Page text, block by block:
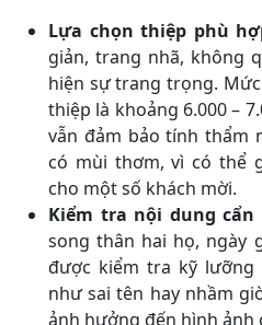
Lựa chọn thiệp phù
giản, trang nhã, không
hiện sự trang trọng.
thiệp là khoảng 6.000 –
vẫn đảm bảo tính thẩm
có mùi thơm, vì có thể
cho một số khách mời.
Kiểm tra nội dung cẩn
song thân hai họ, ngày
được kiểm tra kỹ
như sai tên hay nhầm
ảnh hưởng đến hình ảnh